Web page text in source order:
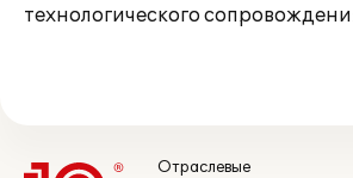
технологического
Отраслевые